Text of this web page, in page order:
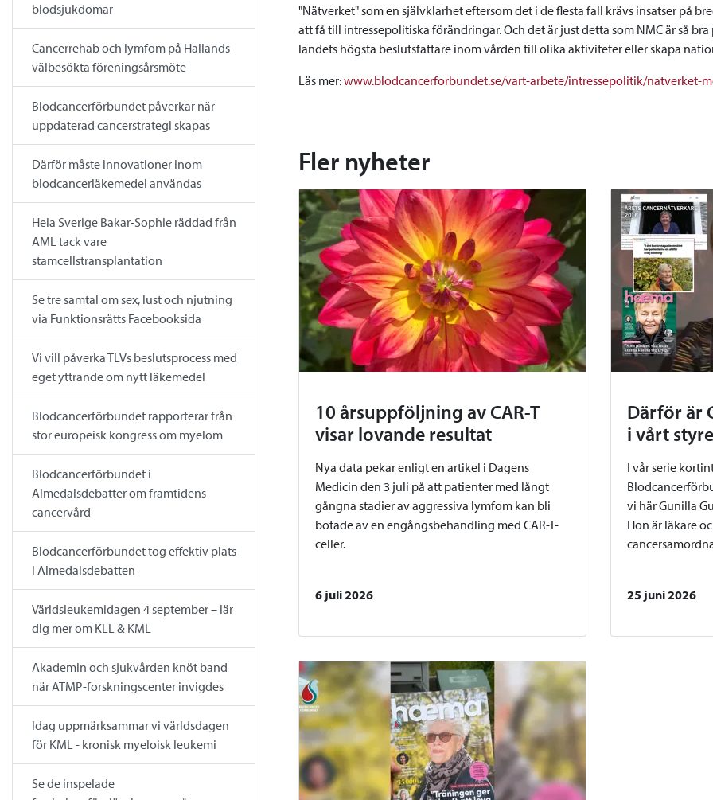
blodsjukdomar
Cancerrehab och lymfom på Hallands
välbesökta föreningsårsmöte
Blodcancerförbundet påverkar när
uppdaterad cancerstrategi skapas
Därför måste innovationer inom
blodcancerläkemedel användas
Hela Sverige Bakar-Sophie räddad från
AML tack vare
stamcellstransplantation
Se tre samtal om sex, lust och njutning
via Funktionsrätts Facebooksida
Vi vill påverka TLVs beslutsprocess med
eget yttrande om nytt läkemedel
Blodcancerförbundet rapporterar från
stor europeisk kongress om myelom
Blodcancerförbundet i
Almedalsdebatter om framtidens
cancervård
Blodcancerförbundet tog effektiv plats
i Almedalsdebatten
Världsleukemidagen 4 september – lär
dig mer om KLL & KML
Akademin och sjukvården knöt band
när ATMP-forskningscenter invigdes
Idag uppmärksammar vi världsdagen
för KML - kronisk myeloisk leukemi
Se de inspelade
"Nätverket" som en självklarhet eftersom det i de flesta fall krävs insatser på
att få till intressepolitiska förändringar. Och det är just detta som NMC är så
landets högsta beslutsfattare inom vården till olika aktiviteter eller skapa
Läs mer:www.blodcancerforbundet.se/vart-arbete/intressepolitik/natverket-
Fler nyheter
10 årsuppföljning av CAR-T
visar lovande resultat
Nya data pekar enligt en artikel i Dagens
Medicin den 3 juli på att patienter med långt
gångna stadier av aggressiva lymfom kan bli
botade av en engångsbehandling med CAR-T-
celler.
6 juli 2026
Därför är
i vårt
I vår serie
vi här Gunilla
Hon är läkare
25 juni 2026